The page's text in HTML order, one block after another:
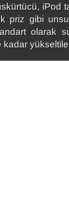
iPod
priz gibi
olarak